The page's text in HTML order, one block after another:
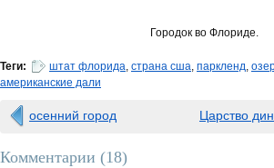
Городок во Флориде.
Теги: штат флорида, страна сша, паркленд,
американские дали
осенний город Царство
Комментарии (18)